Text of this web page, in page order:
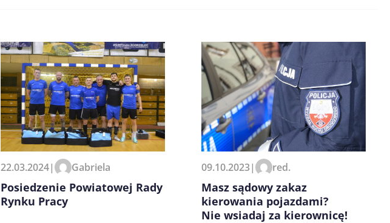
22.03.2024| Gabriela
Posiedzenie Powiatowej Rady
Rynku Pracy
09.10.2023| red.
Masz sądowy zakaz
kierowania pojazdami?
Nie wsiadaj za kierownicę!